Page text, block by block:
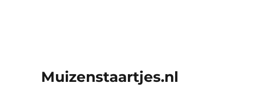
Muizenstaartjes.nl